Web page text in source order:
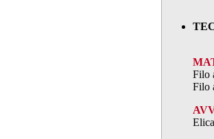
Filo
Filo